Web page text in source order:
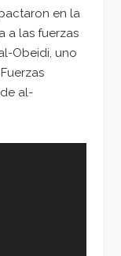
en la
a las fuerzas
Obeidi, uno
al-